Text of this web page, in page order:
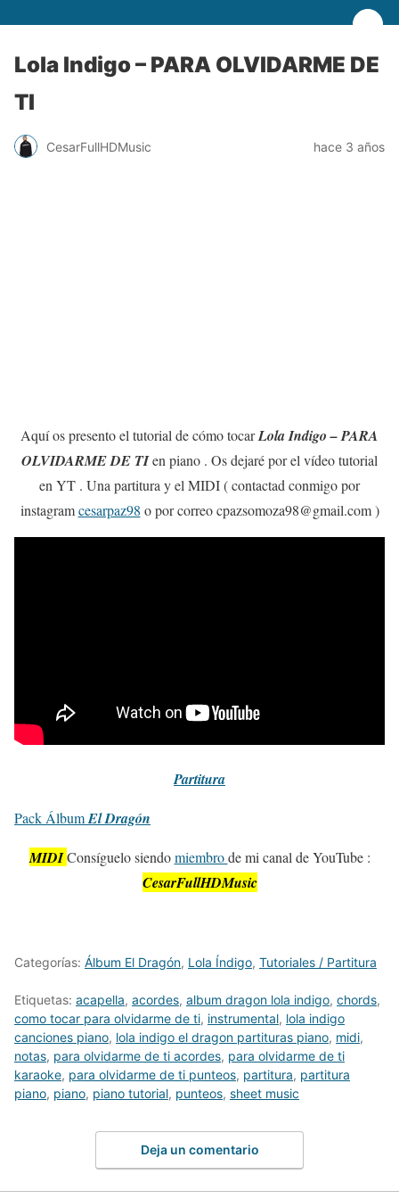
Lola Indigo – PARA OLVIDARME DE
TI
CesarFullHDMusic hace 3 años
Aquí os presento el tutorial de cómo tocarLola Indigo – PARA
OLVIDARME DE TIen piano . Os dejaré por el vídeo tutorial
en YT . Una partitura y el MIDI ( contactad conmigo por
instagramcesarpaz98 o por correo cpazsomoza98@gmail.com )
Partitura
Pack ÁlbumEl Dragón
MIDI Consíguelo siendomiembrode mi canal de YouTube :
CesarFullHDMusic
Categorías: Álbum El Dragón, Lola Índigo, Tutoriales / Partitura
Etiquetas: acapella, acordes, album dragon lola indigo, chords,
como tocar para olvidarme de ti, instrumental, lola indigo
canciones piano, lola indigo el dragon partituras piano, midi,
notas, para olvidarme de ti acordes, para olvidarme de ti
karaoke, para olvidarme de ti punteos, partitura, partitura
piano, piano, piano tutorial, punteos, sheet music
Deja un comentario